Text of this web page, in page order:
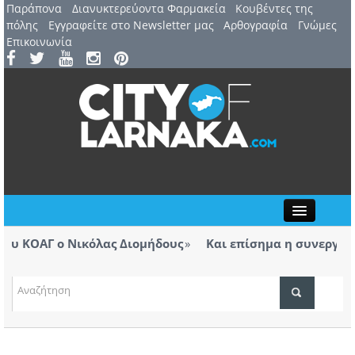
Παράπονα Διανυκτερεύοντα Φαρμακεία
Kουβέντες της
πόλης
Εγγραφείτε στο Newsletter μας Αρθογραφία
Γνώμες
Επικοινωνία
ΤΟΠΙΚΑ ΝΕΑ
ο Νικόλας Διομήδους Και επίσημα η
το πόρισμα για την πυρκαγιά στο πεδίο
ευθύνες, αυτές θα αποδοθούν»